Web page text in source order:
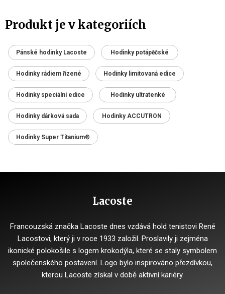
Produkt je v kategoriích
Pánské hodinky Lacoste Hodinky potápěčské
Hodinky rádiem řízené Hodinky limitovaná edice
Hodinky speciální edice Hodinky ultratenké
Hodinky dárková sada Hodinky ACCUTRON
Hodinky Super Titanium®
Lacoste
Francouzská značka Lacoste dnes vzdává hold tenistovi René
Lacostovi, který ji v roce 1933 založil. Proslavily ji zejména
ikonické polokošile s logem krokodýla, které se staly symbolem
společenského postavení. Logo bylo inspirováno přezdívkou,
kterou Lacoste získal v době aktivní kariéry.